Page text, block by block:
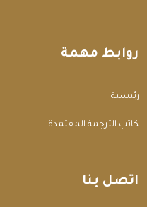
روابط مهمة
الرئيسية
مكاتب الترجمة المعتمدة
اتصل بنا